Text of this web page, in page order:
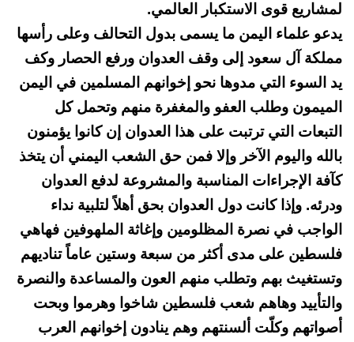
لمشاريع قوى الاستكبار العالمي.
يدعو علماء اليمن ما يسمى بدول التحالف وعلى رأسها
مملكة آل سعود إلى وقف العدوان ورفع الحصار وكف
يد السوء التي مدوها نحو إخوانهم المسلمين في اليمن
الميمون وطلب العفو والمغفرة منهم وتحمل كل
التبعات التي ترتبت على هذا العدوان إن كانوا يؤمنون
بالله واليوم الآخر وإلا فمن حق الشعب اليمني أن يتخذ
كآفة الإجراءات المناسبة والمشروعة لدفع العدوان
ودرئه. وإذا كانت دول العدوان بحق أهلاً لتلبية نداء
الواجب في نصرة المظلومين وإغاثة الملهوفين فهاهي
فلسطين على مدى أكثر من سبعة وستين عاماً تناديهم
وتستغيث بهم وتطلب منهم العون والمساعدة والنصرة
والتأييد وهاهم شعب فلسطين شاخوا وهرموا وبحت
أصواتهم وكلّت ألسنتهم وهم ينادون إخوانهم العرب